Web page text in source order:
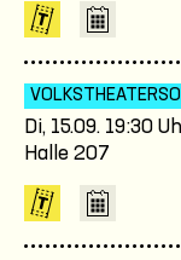
Di, 15.09. 19:30
Halle 207